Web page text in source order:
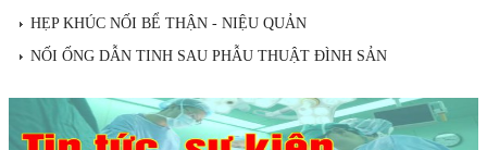
HẸP KHÚC NỐI BỂ THẬN - NIỆU QUẢN
NỐI ỐNG DẪN TINH SAU PHẪU THUẬT ĐÌNH SẢN